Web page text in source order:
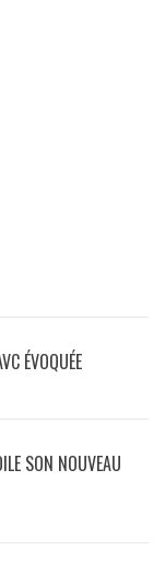
ÉVOQUÉE
SON NOUVEAU